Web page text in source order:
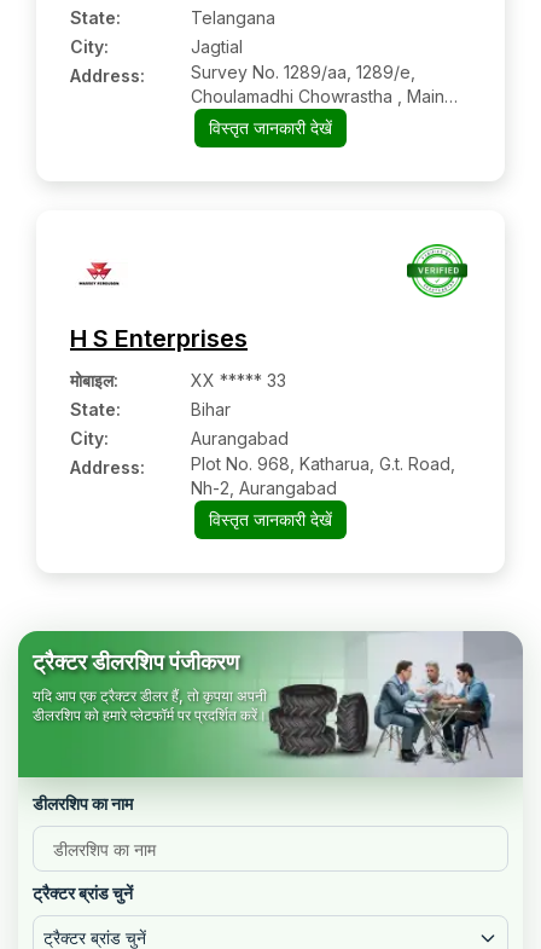
State:
Telangana
City:
Jagtial
Address:
Survey No. 1289/aa, 1289/e,
Choulamadhi Chowrastha , Main
Road, Arapeta Village, Metpally
Mandal
विस्तृत जानकारी देखें
H S Enterprises
मोबाइल:
XX ***** 33
State:
Bihar
City:
Aurangabad
Address:
Plot No. 968, Katharua, G.t. Road,
Nh-2, Aurangabad
विस्तृत जानकारी देखें
ट्रैक्टर डीलरशिप पंजीकरण
यदि आप एक ट्रैक्टर डीलर हैं, तो कृपया अपनी
डीलरशिप को हमारे प्लेटफॉर्म पर प्रदर्शित करें।
डीलरशिप का नाम
ट्रैक्टर ब्रांड चुनें
ट्रैक्टर ब्रांड चुनें